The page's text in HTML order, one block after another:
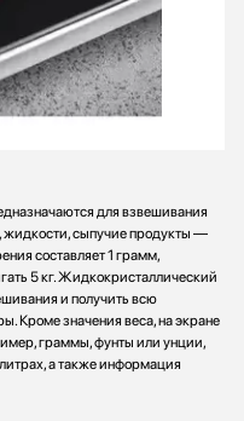
для взвешивания
жидкости, сыпучие продукты —
составляет 1 грамм,
5 кг. Жидкокристаллический
и получить всю
Кроме значения веса, на экране
граммы, фунты или унции,
а также информация